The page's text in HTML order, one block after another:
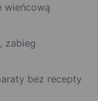
wieńcową
zabieg
bez recepty